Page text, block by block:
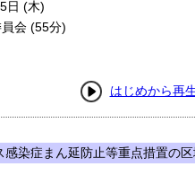
日 (木)
会 (55分)
はじめから再
感染症まん延防止等重点措置の